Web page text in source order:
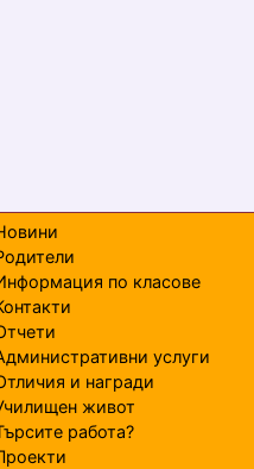
по класове
услуги
и награди
живот
работа?